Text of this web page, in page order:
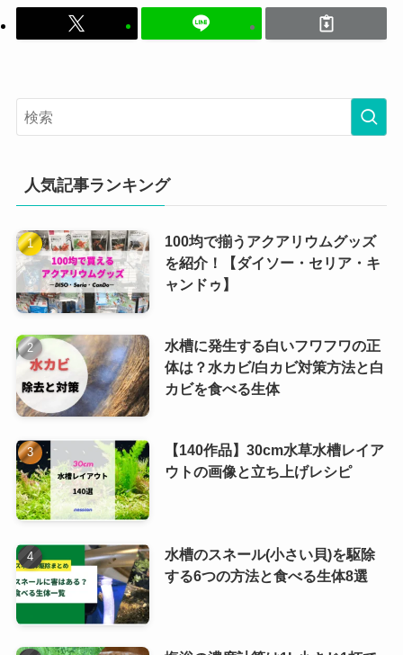
人気記事ランキング
100均で揃うアクアリウムグッズ
を紹介！【ダイソー・セリア・キ
ャンドゥ】
水槽に発生する白いフワフワの正
体は？水カビ/白カビ対策方法と白
カビを食べる生体
【140作品】30cm水草水槽レイア
ウトの画像と立ち上げレシピ
水槽のスネール(小さい貝)を駆除
する6つの方法と食べる生体8選